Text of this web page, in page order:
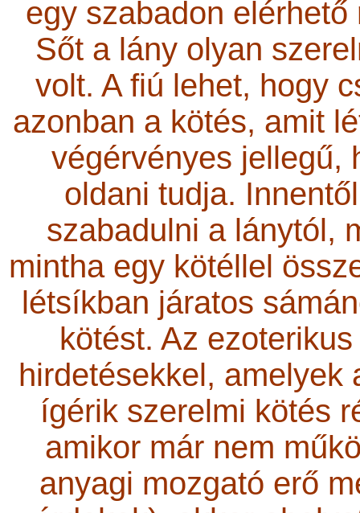
egy szabadon
Sőt a lány olyan
volt. A fiú lehet, hogy
azonban a kötés, amit
végérvényes jellegű,
oldani tudja.
szabadulni a lánytól,
mintha egy kötéllel
létsíkban járatos
kötést. Az
hirdetésekkel, amelyek
ígérik szerelmi kötés
amikor már nem
anyagi mozgató erő